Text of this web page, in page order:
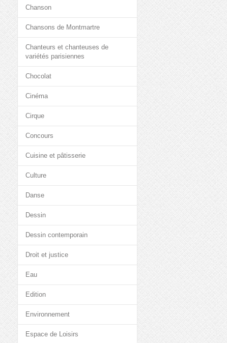
Chanson
Chansons de Montmartre
Chanteurs et chanteuses de
variétés parisiennes
Chocolat
Cinéma
Cirque
Concours
Cuisine et pâtisserie
Culture
Danse
Dessin
Dessin contemporain
Droit et justice
Eau
Edition
Environnement
Espace de Loisirs